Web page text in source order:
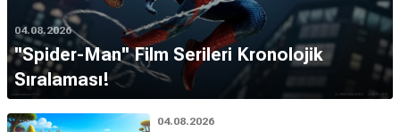
04.08.2026
''Spider-Man'' Film Serileri Kronolojik
Sıralaması!
04.08.2026